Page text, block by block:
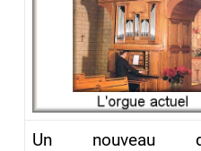
Un nouveau